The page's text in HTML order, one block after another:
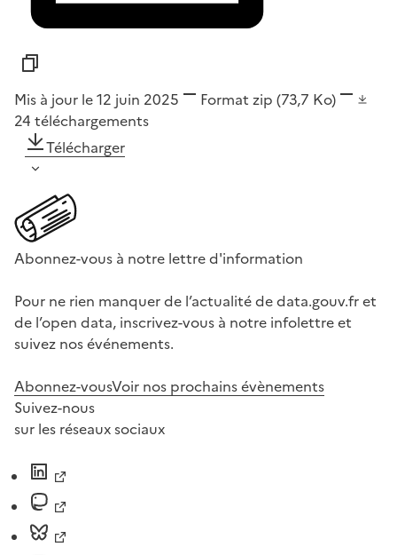
Mis à jour le 12 juin 2025 Format zip (73,7 Ko)
24 téléchargements
Télécharger
Abonnez-vous à notre lettre d'information
Pour ne rien manquer de l’actualité de data.gouv.fr et
de l’open data, inscrivez-vous à notre infolettre et
suivez nos événements.
Abonnez-vousVoir nos prochains évènements
Suivez-nous
sur les réseaux sociaux